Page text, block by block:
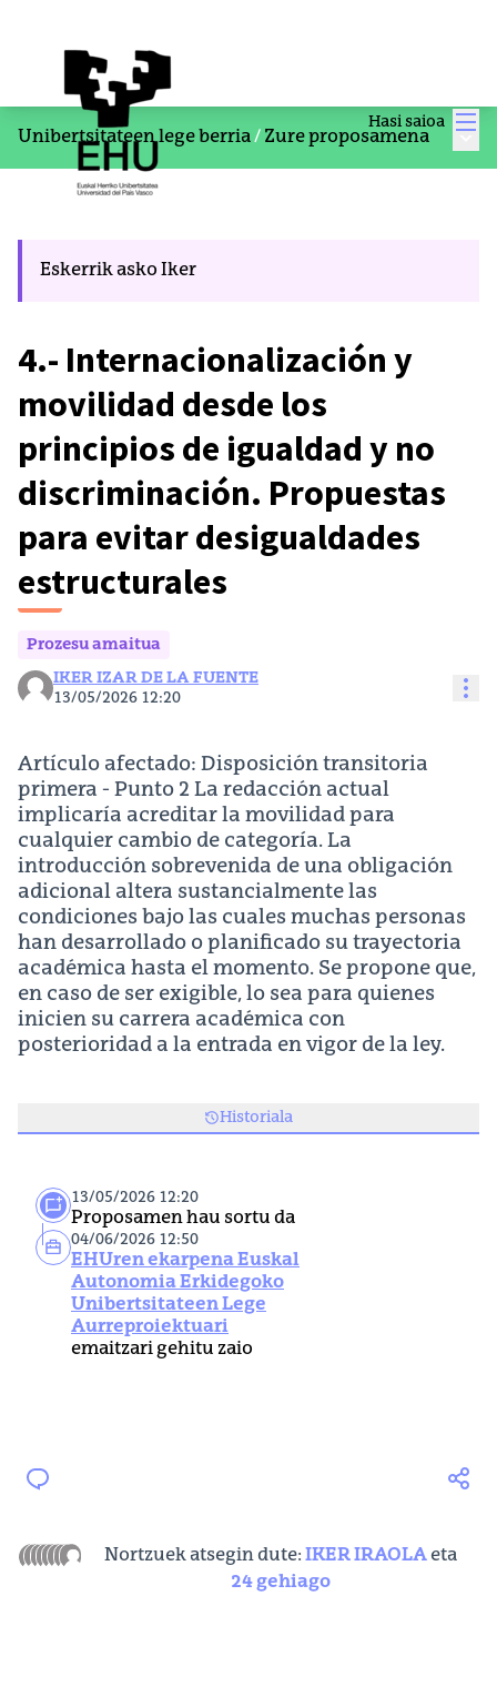
Hasi saioa
Unibertsitateen lege berria/ Zure proposamena
Eskerrik asko Iker
4.- Internacionalización y
movilidad desde los
principios de igualdad y no
discriminación. Propuestas
para evitar desigualdades
estructurales
Prozesu amaitua
IKER IZAR DE LA FUENTE
13/05/2026 12:20
Artículo afectado: Disposición transitoria
primera - Punto 2 La redacción actual
implicaría acreditar la movilidad para
cualquier cambio de categoría. La
introducción sobrevenida de una obligación
adicional altera sustancialmente las
condiciones bajo las cuales muchas personas
han desarrollado o planificado su trayectoria
académica hasta el momento. Se propone que,
en caso de ser exigible, lo sea para quienes
inicien su carrera académica con
posterioridad a la entrada en vigor de la ley.
Historiala
13/05/2026 12:20
Proposamen hau sortu da
04/06/2026 12:50
EHUren ekarpena Euskal
Autonomia Erkidegoko
Unibertsitateen Lege
Aurreproiektuari
emaitzari gehitu zaio
Nortzuek atsegin dute:IKER IRAOLAeta
24 gehiago